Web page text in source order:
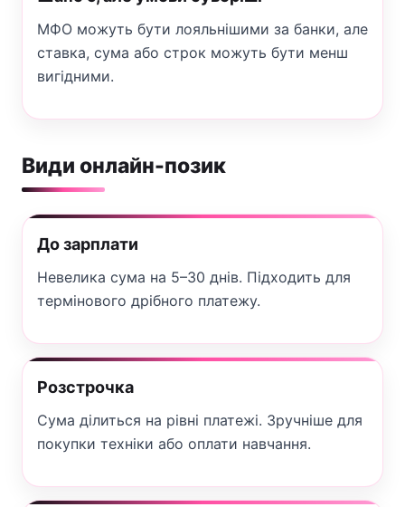
МФО можуть бути лояльнішими за банки, але
ставка, сума або строк можуть бути менш
вигідними.
Види онлайн-позик
До зарплати
Невелика сума на 5–30 днів. Підходить для
термінового дрібного платежу.
Розстрочка
Сума ділиться на рівні платежі. Зручніше для
покупки техніки або оплати навчання.